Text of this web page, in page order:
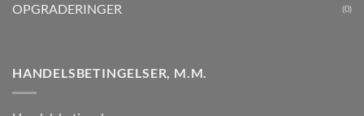
OPGRADERINGER (0)
HANDELSBETINGELSER, M.M.